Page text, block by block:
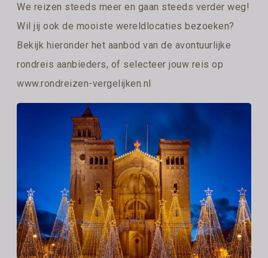
We reizen steeds meer en gaan steeds verder weg!
Wil jij ook de mooiste wereldlocaties bezoeken?
Bekijk hieronder het aanbod van de avontuurlijke
rondreis aanbieders, of selecteer jouw reis op
www.rondreizen-vergelijken.nl